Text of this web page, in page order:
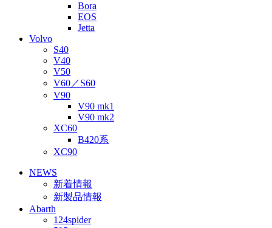
Bora
EOS
Jetta
Volvo
S40
V40
V50
V60／S60
V90
V90 mk1
V90 mk2
XC60
B420系
XC90
NEWS
新着情報
新製品情報
Abarth
124spider